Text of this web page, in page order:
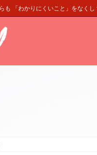
「わかりにくいこと」をなくし